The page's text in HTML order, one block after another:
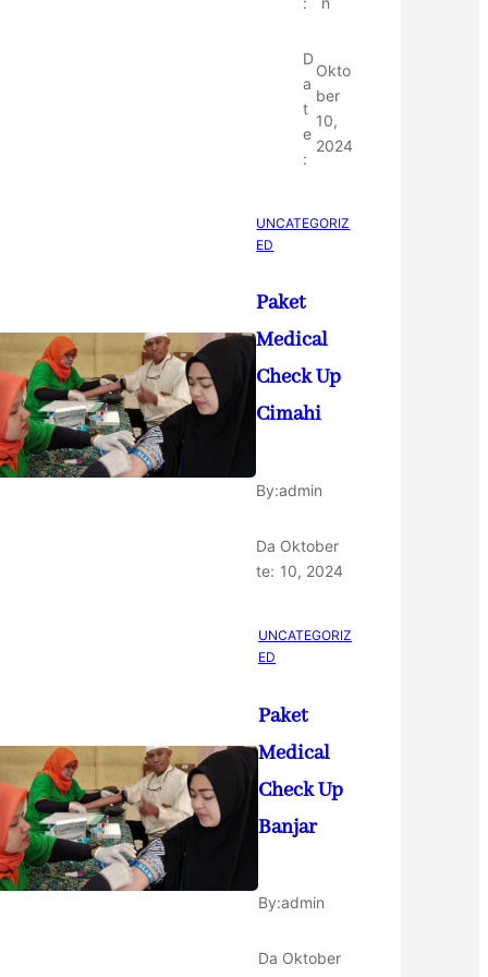
D
a
t
e
:
Okto
ber
10,
2024
UNCATEGORIZ
ED
Paket
Medical
Check Up
Cimahi
By:admin
Da
te:
Oktober
10, 2024
UNCATEGORIZ
ED
Paket
Medical
Check Up
Banjar
By:admin
Da Oktober